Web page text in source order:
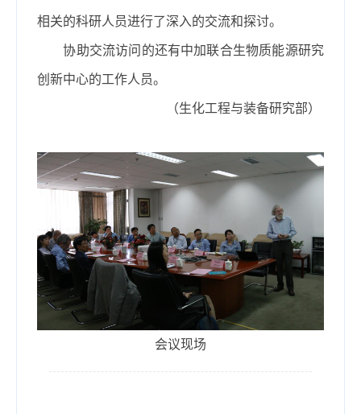
相关的科研人员进行了深入的交流和探讨。
协助交流访问的还有中加联合生物质能源研究
创新中心的工作人员。
（生化工程与装备研究部）
会议现场